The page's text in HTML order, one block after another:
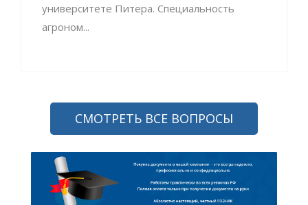
университете Питера. Специальность
агроном...
СМОТРЕТЬ ВСЕ ВОПРОСЫ